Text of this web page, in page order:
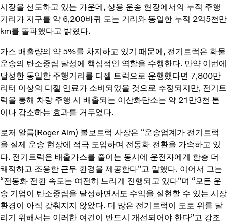
시장을 선도하고 있는 가운데, 상용 운송 현장에서의 누적 주행
거리가 지구를 약 6,200바퀴 도는 거리와 동일한 누적 2억5천만
km를 돌파했다고 밝혔다.
가스 배출량의 약 5%를 차지하고 있기 때문에, 전기트럭은 화물
운송의 탄소중립 달성에 핵심적인 역할을 수행한다. 만약 이번에
달성한 동일한 주행거리를 디젤 트럭으로 운행했다면 7,800만
리터 이상의 디젤 연료가 소비되었을 것으로 추정되지만, 전기트
럭을 통해 차량 주행 시 배출되는 이산화탄소는 약 21만3천 톤
이나 감소하는 효과를 거두었다.
로저 알름(Roger Alm) 볼보트럭 사장은 “운송업계가 전기트럭
을 실제 운송 현장에 적극 도입하며 전동화 전환을 가속하고 있
다. 전기트럭은 배출가스를 줄이는 동시에 운전자에게 한층 더
쾌적하고 조용한 근무 환경을 제공한다”고 말했다. 이어서 그는
“전동화 전환 속도는 여전히 느리게 진행되고 있다”며 “모든 운
송 기업이 탄소중립을 달성하면서도 수익을 실현할 수 있는 시장
환경이 아직 갖춰지지 않았다. 더 많은 전기트럭이 도로 위를 달
리기 위해서는 이러한 여건이 반드시 개선되어야 한다”고 강조